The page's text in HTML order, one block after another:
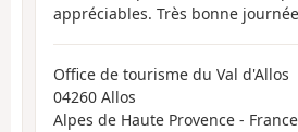
appréciables. Très bonne
Office de tourisme du Val d'Allos
04260 Allos
Alpes de Haute Provence - France